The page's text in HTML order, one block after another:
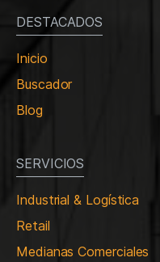
DESTACADOS
Inicio
Buscador
Blog
SERVICIOS
Industrial & Logística
Retail
Medianas Comerciales